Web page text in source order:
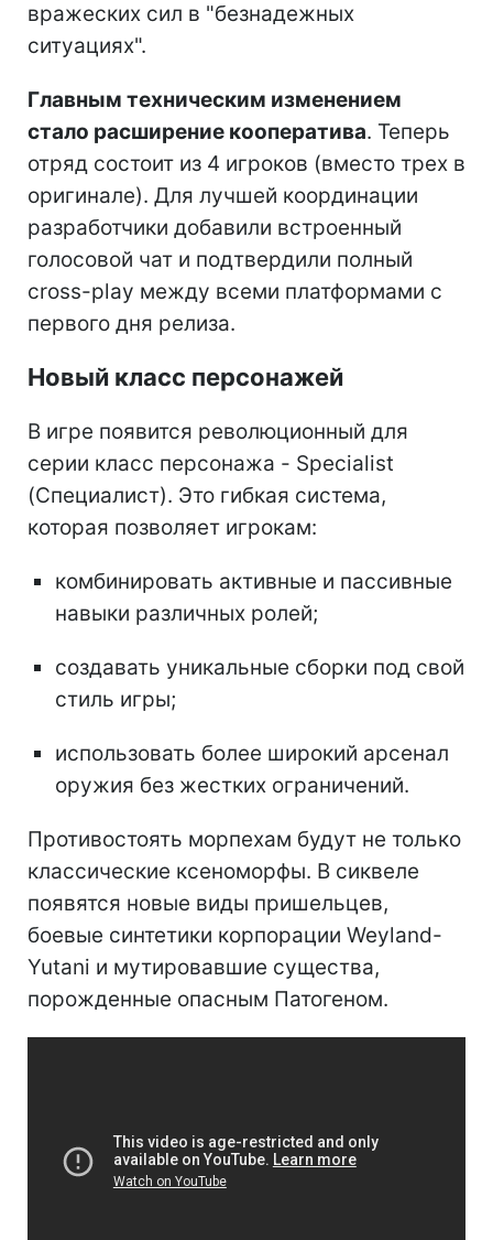
вражеских сил в "безнадежных
ситуациях".
Главным техническим изменением
стало расширение кооператива. Теперь
отряд состоит из 4 игроков (вместо трех в
оригинале). Для лучшей координации
разработчики добавили встроенный
голосовой чат и подтвердили полный
cross-play между всеми платформами с
первого дня релиза.
Новый класс персонажей
В игре появится революционный для
серии класс персонажа - Specialist
(Специалист). Это гибкая система,
которая позволяет игрокам:
комбинировать активные и пассивные
навыки различных ролей;
создавать уникальные сборки под свой
стиль игры;
использовать более широкий арсенал
оружия без жестких ограничений.
Противостоять морпехам будут не только
классические ксеноморфы. В сиквеле
появятся новые виды пришельцев,
боевые синтетики корпорации Weyland-
Yutani и мутировавшие существа,
порожденные опасным Патогеном.